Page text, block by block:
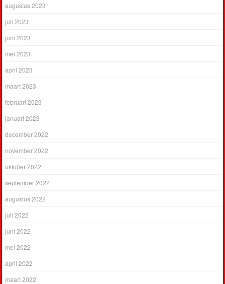
augustus 2023
juli 2023
juni 2023
mei 2023
april 2023
maart 2023
februari 2023
januari 2023
december 2022
november 2022
oktober 2022
september 2022
augustus 2022
juli 2022
juni 2022
mei 2022
april 2022
maart 2022